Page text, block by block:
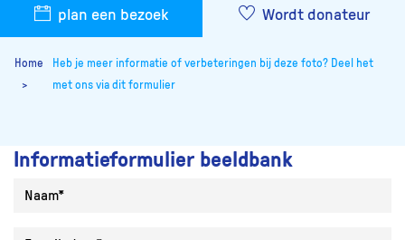
plan een bezoek Wordt donateur
Home
Heb je meer informatie of verbeteringen bij deze foto? Deel het
met ons via dit formulier
Informatieformulier beeldbank